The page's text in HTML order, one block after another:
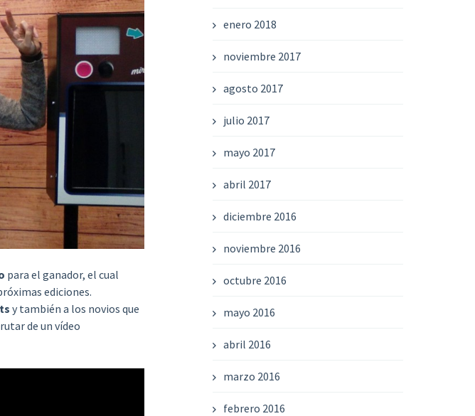
para el ganador, el cual
ediciones.
y también a los novios que
de un vídeo
enero 2018
noviembre 2017
agosto 2017
julio 2017
mayo 2017
abril 2017
diciembre 2016
noviembre 2016
octubre 2016
mayo 2016
abril 2016
marzo 2016
febrero 2016